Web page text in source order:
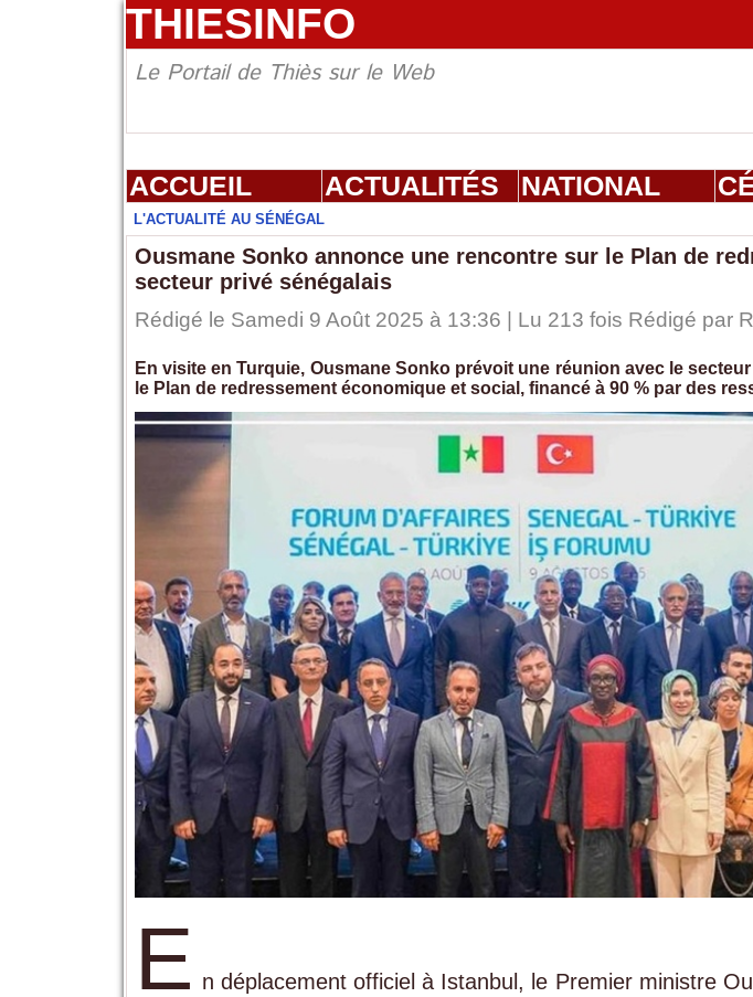
THIESINFO
Le Portail de Thiès sur le Web
ACCUEIL ACTUALITÉS NATIONAL
L'ACTUALITÉ AU SÉNÉGAL
Ousmane Sonko annonce une rencontre sur le Plan de
secteur privé sénégalais
Rédigé le Samedi 9 Août 2025 à 13:36 | Lu 213 fois Rédigé par
En visite en Turquie, Ousmane Sonko prévoit une réunion avec le
le Plan de redressement économique et social, financé à 90 % par des
E n déplacement officiel à Istanbul, le Premier ministre